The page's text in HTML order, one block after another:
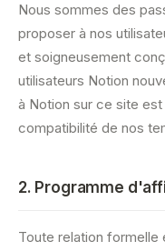
Nous sommes des
proposer à nos
et soigneusement
utilisateurs Notion
à Notion sur ce site
compatibilité de nos
2. Programme
Toute relation formelle